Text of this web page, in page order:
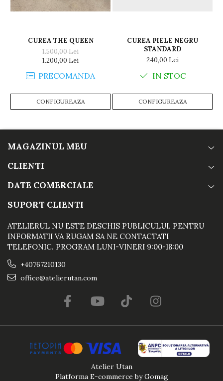
CUREA THE QUEEN
1.500,00 Lei
1.200,00 Lei
PRECOMANDA
CONFIGUREAZA
CUREA PIELE NEGRU
STANDARD
240,00 Lei
IN STOC
CONFIGUREAZA
MAGAZINUL MEU
CLIENTI
DATE COMERCIALE
SUPORT CLIENTI
ATELIERUL NU ESTE DESCHIS PUBLICULUI. PENTRU
INFORMATII VA RUGAM SA NE CONTACTATI
TELEFONIC. PROGRAM LUNI-VINERI 9:00-18:00
+40767210130
office@atelierutan.com
Atelier Utan
Platforma E-commerce by Gomag